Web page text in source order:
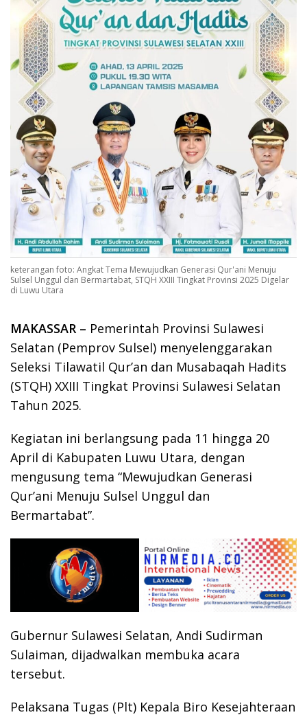
keterangan foto: Angkat Tema Mewujudkan Generasi Qur'ani Menuju
Sulsel Unggul dan Bermartabat, STQH XXIII Tingkat Provinsi 2025 Digelar
di Luwu Utara
MAKASSAR – Pemerintah Provinsi Sulawesi
Selatan (Pemprov Sulsel) menyelenggarakan
Seleksi Tilawatil Qur’an dan Musabaqah Hadits
(STQH) XXIII Tingkat Provinsi Sulawesi Selatan
Tahun 2025.
Kegiatan ini berlangsung pada 11 hingga 20
April di Kabupaten Luwu Utara, dengan
mengusung tema “Mewujudkan Generasi
Qur’ani Menuju Sulsel Unggul dan
Bermartabat”.
Gubernur Sulawesi Selatan, Andi Sudirman
Sulaiman, dijadwalkan membuka acara
tersebut.
Pelaksana Tugas (Plt) Kepala Biro Kesejahteraan